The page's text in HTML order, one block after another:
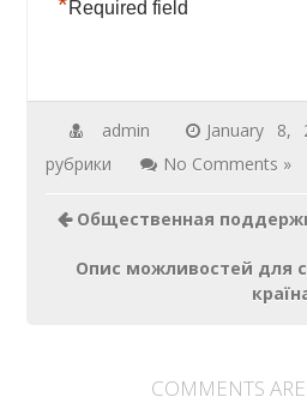
Required field
admin January 8,
рубрики
No Comments »
Общественная
Опис можливостей для
COMMENTS